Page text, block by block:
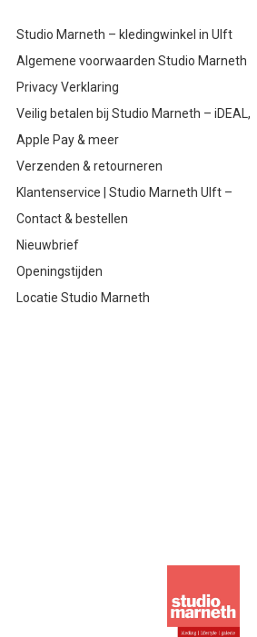
Studio Marneth – kledingwinkel in Ulft
Algemene voorwaarden Studio Marneth
Privacy Verklaring
Veilig betalen bij Studio Marneth – iDEAL,
Apple Pay & meer
Verzenden & retourneren
Klantenservice | Studio Marneth Ulft –
Contact & bestellen
Nieuwbrief
Openingstijden
Locatie Studio Marneth